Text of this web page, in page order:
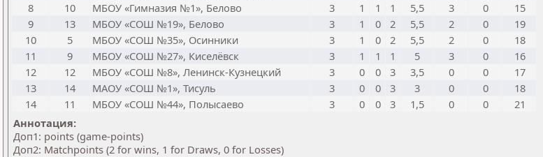
8
10 МБОУ «Гимназия №1», Белово 3 1 1 1 5,5 3 0
15
9
13 МБОУ «СОШ №19», Белово 3 1 0 2 5,5 2 0
19
10
5 МБОУ «СОШ №35», Осинники 3 1 0 2 5,5 2 0
18
11
9 МБОУ «СОШ №27», Киселёвск 3 1 1 1 5 3 0
16
12
12 МБОУ «СОШ №8», Ленинск-Кузнецкий 3 0 0 3 3,5 0 0
17
13
14 МАОУ «СОШ №1», Тисуль 3 0 0 3 3 0 0
18
14
11 МБОУ «СОШ №44», Полысаево 3 0 0 3 1,5 0 0
21
Аннотация:
Доп1: points (game-points)
Доп2: Matchpoints (2 for wins, 1 for Draws, 0 for Losses)